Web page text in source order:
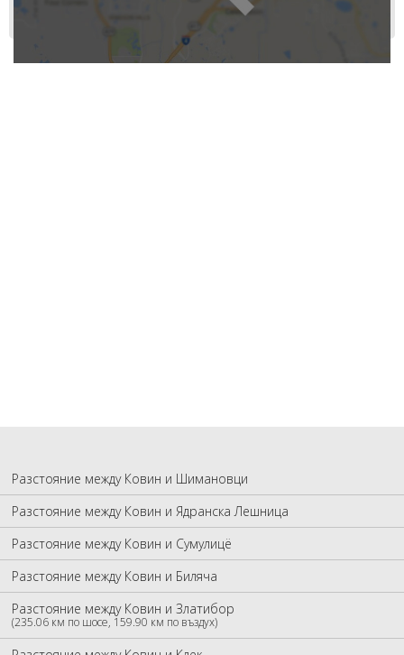
Разстояние между Ковин и Шимановци
Разстояние между Ковин и Ядранска Лешница
Разстояние между Ковин и Сумулицë
Разстояние между Ковин и Биляча
Разстояние между Ковин и Златибор
(235.06 км по шосе, 159.90 км по въздух)